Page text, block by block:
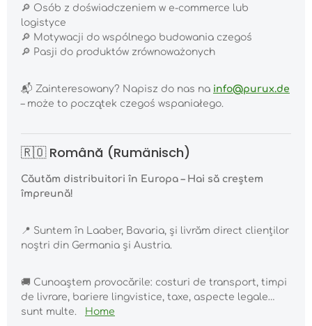
🔎 Osób z doświadczeniem w e-commerce lub
logistyce
🔎 Motywacji do wspólnego budowania czegoś
🔎 Pasji do produktów zrównoważonych
📬 Zainteresowany? Napisz do nas na info@purux.de
– może to początek czegoś wspaniałego.
🇷🇴 Română (Rumänisch)
Căutăm distribuitori în Europa – Hai să creștem
împreună!
📍 Suntem în Laaber, Bavaria, și livrăm direct clienților
noștri din Germania și Austria.
🚚 Cunoaștem provocările: costuri de transport, timpi
de livrare, bariere lingvistice, taxe, aspecte legale…
sunt multe.
Home